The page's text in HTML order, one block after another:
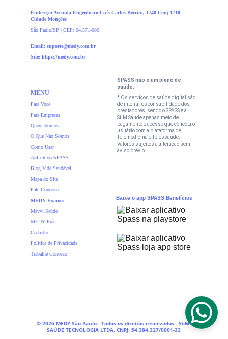
Endereço: Avenida Engenheiro Luís Carlos Berrini, 1748 Conj 1710 -
Cidade Monções
São Paulo/SP | CEP: 04.571-000
Email: suporte@medy.com.br
Site: https://medy.com.br
SPASS não é um plano de
saúde.
* Os serviços de saúde digital são
de inteira responsabilidade dos
prestadores, sendo o SPASS e a
SiiM Saúde apenas meio de
pagamento e acesso que conecta o
usuário com a plataforma de
Telemedicina e Telessaúde.
Valores sujeitos a alteração sem
aviso prévio.
MENU
Para Você
Para Empresas
Quem Somos
O Que Não Somos
Como Usar
Aplicativo SPASS
Blog Vida Saudável
Mapa do Site
Fale Conosco
MEDY Exames
Mavvi Saúde
MEDY Pró
Cadastro
Política de Privacidade
Trabalhe Conosco
© 2026 MEDY São Paulo-  Todos os direitos reservados - SiiM
SAÚDE TECNOLOGIA LTDA. CNPJ: 54.384.327/0001-33
Baixe o app SPASS Benefícios